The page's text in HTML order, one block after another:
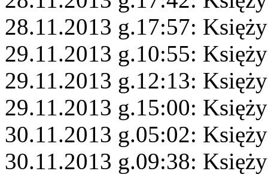
28.11.2013 g.17:57:
29.11.2013 g.10:55:
29.11.2013 g.12:13:
29.11.2013 g.15:00:
30.11.2013 g.05:02:
30.11.2013 g.09:38: